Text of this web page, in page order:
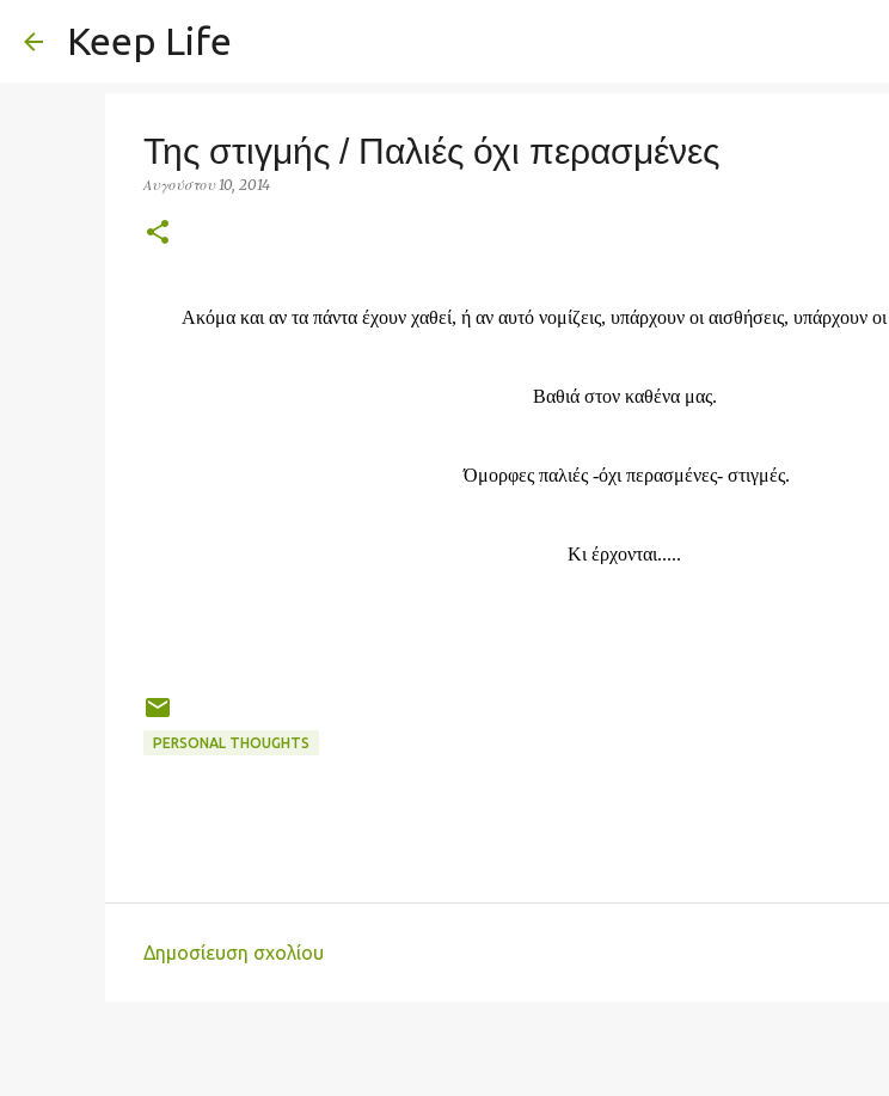
Keep Life
Της στιγμής / Παλιές όχι περασμένες
Αυγούστου 10, 2014
Ακόμα και αν τα πάντα έχουν χαθεί, ή αν αυτό νομίζεις, υπάρχουν οι αισθήσεις, υπάρχουν
Βαθιά στον καθένα μας.
Όμορφες παλιές -όχι περασμένες- στιγμές.
Κι έρχονται.....
PERSONAL THOUGHTS
Δημοσίευση σχολίου